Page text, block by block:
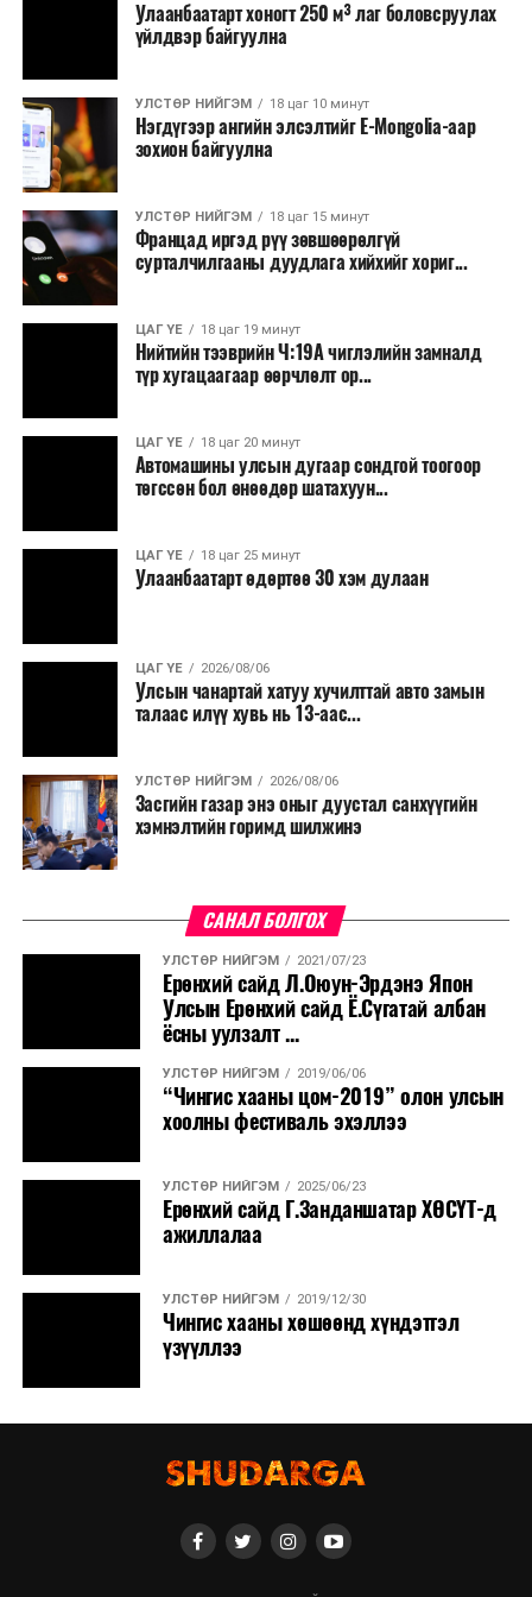
Улаанбаатарт хоногт 250 м³ лаг боловсруулах
үйлдвэр байгуулна
УЛСТӨР НИЙГЭМ 18 цаг 10 минут
Нэгдүгээр ангийн элсэлтийг E-Mongolia-аар
зохион байгуулна
УЛСТӨР НИЙГЭМ 18 цаг 15 минут
Францад иргэд рүү зөвшөөрөлгүй
сурталчилгааны дуудлага хийхийг хориг...
ЦАГ ҮЕ 18 цаг 19 минут
Нийтийн тээврийн Ч:19А чиглэлийн замналд
түр хугацаагаар өөрчлөлт ор...
ЦАГ ҮЕ 18 цаг 20 минут
Автомашины улсын дугаар сондгой тоогоор
төгссөн бол өнөөдөр шатахуун...
ЦАГ ҮЕ 18 цаг 25 минут
Улаанбаатарт өдөртөө 30 хэм дулаан
ЦАГ ҮЕ 2026/08/06
Улсын чанартай хатуу хучилттай авто замын
талаас илүү хувь нь 13-аас...
УЛСТӨР НИЙГЭМ 2026/08/06
Засгийн газар энэ оныг дуустал санхүүгийн
хэмнэлтийн горимд шилжинэ
САНАЛ БОЛГОХ
УЛСТӨР НИЙГЭМ 2021/07/23
Ерөнхий сайд Л.Оюун-Эрдэнэ Япон
Улсын Ерөнхий сайд Ё.Сүгатай албан
ёсны уулзалт ...
УЛСТӨР НИЙГЭМ 2019/06/06
“Чингис хааны цом-2019” олон улсын
хоолны фестиваль эхэллээ
УЛСТӨР НИЙГЭМ 2025/06/23
Ерөнхий сайд Г.Занданшатар ХӨСҮТ-д
ажиллалаа
УЛСТӨР НИЙГЭМ 2019/12/30
Чингис хааны хөшөөнд хүндэтгэл
үзүүллээ